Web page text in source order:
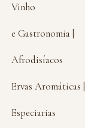
Vinho
e Gastronomia |
Afrodisíacos
Ervas Aromáticas |
Especiarias